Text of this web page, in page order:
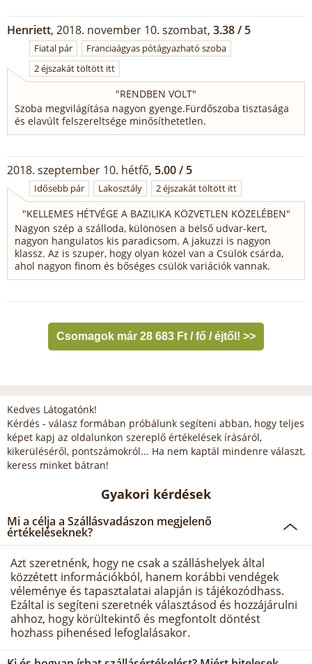
Henriett, 2018. november 10. szombat, 3.38 / 5
Fiatal pár
Franciaágyas pótágyazható szoba
2 éjszakát töltött itt
"RENDBEN VOLT"
Szoba megvilágítása nagyon gyenge.Fürdőszoba tisztasága
és elavúlt felszereltsége minősíthetetlen.
2018. szeptember 10. hétfő, 5.00 / 5
Idősebb pár Lakosztály 2 éjszakát töltött itt
"KELLEMES HÉTVÉGE A BAZILIKA KÖZVETLEN KÖZELÉBEN"
Nagyon szép a szálloda, különösen a belső udvar-kert,
nagyon hangulatos kis paradicsom. A jakuzzi is nagyon
klassz. Az is szuper, hogy olyan közel van a Csülök csárda,
ahol nagyon finom és bőséges csülök variációk vannak.
Csomagok már 28 683 Ft / fő / éjtől! >>
Kedves Látogatónk!
Kérdés - válasz formában próbálunk segíteni abban, hogy teljes
képet kapj az oldalunkon szereplő értékelések írásáról,
kikerüléséről, pontszámokról... Ha nem kaptál mindenre választ,
keress minket bátran!
Gyakori kérdések
Mi a célja a Szállásvadászon megjelenő
értékeléseknek?
Azt szeretnénk, hogy ne csak a szálláshelyek által
közzétett információkból, hanem korábbi vendégek
véleménye és tapasztalatai alapján is tájékozódhass.
Ezáltal is segíteni szeretnék választásod és hozzájárulni
ahhoz, hogy körültekintő és megfontolt döntést
hozhass pihenésed lefoglalásakor.